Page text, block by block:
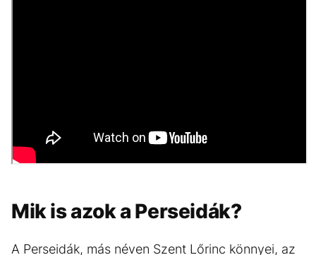
Mik is azok a Perseidák?
A Perseidák, más néven Szent Lőrinc könnyei, az